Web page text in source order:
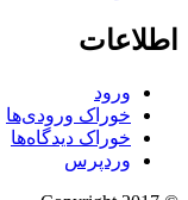
اطلاعات
ورود
خوراک ورودی‌ها
خوراک دیدگاه‌ها
وردپرس